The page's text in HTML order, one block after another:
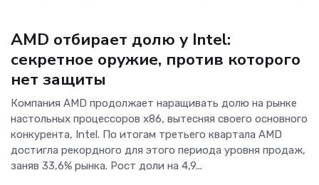
AMD отбирает долю у Intel:
секретное оружие, против которого
нет защиты
Компания AMD продолжает наращивать долю на рынке
настольных процессоров x86, вытесняя своего основного
конкурента, Intel. По итогам третьего квартала AMD
достигла рекордного для этого периода уровня продаж,
заняв 33,6% рынка. Рост доли на 4,9...